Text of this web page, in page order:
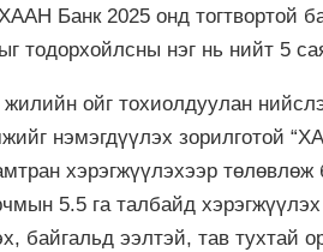
Банк 2025 онд тогтвортой
тодорхойлсны нэг нь нийт 5
ойг тохиолдуулан
нэмэгдүүлэх зорилготой
хэрэгжүүлэхээр
5.5 га талбайд
байгальд ээлтэй, тав тухтай